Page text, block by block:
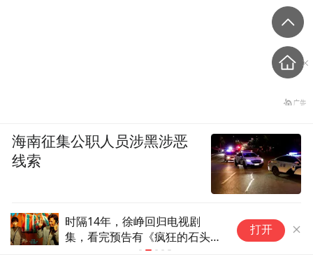
风声丨“冯院长看上你了”，背后
有大问题
打开
海南征集公职人员涉黑涉恶
线索